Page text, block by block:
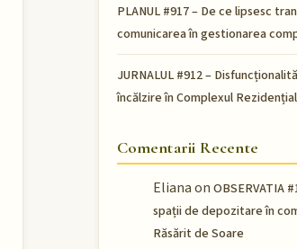
PLANUL #917 – De ce lipsesc
comunicarea în gestionarea
JURNALUL #912 –
încălzire în Complexul
Comentarii Recente
Elianaon OBSERVATIA
spații de depozitare în
Răsărit de Soare